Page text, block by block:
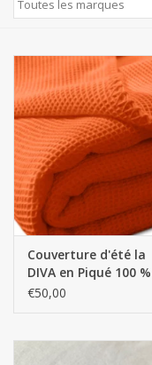
napery
linge de cuisine
chaussettes
mouchoirs
pull-over
Maison et vêtements de
nuit (MEN)
Couverture d'été la
DIVA en Piqué 100 %
coton sélectionné de
€50,00